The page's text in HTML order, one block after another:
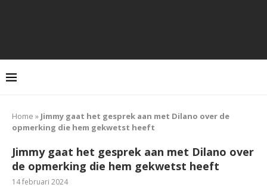
Home » Jimmy gaat het gesprek aan met Dilano over de
opmerking die hem gekwetst heeft
Jimmy gaat het gesprek aan met Dilano over
de opmerking die hem gekwetst heeft
14 februari 2024